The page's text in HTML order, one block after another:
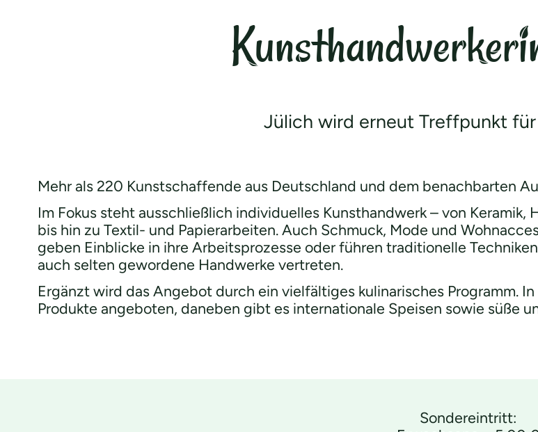
Jülich wird erneut Treffpunkt
Mehr als 220 Kunstschaffende aus Deutschland und dem benachbarten
Im Fokus steht ausschließlich individuelles Kunsthandwerk – von
bis hin zu Textil- und Papierarbeiten. Auch Schmuck, Mode und
geben Einblicke in ihre Arbeitsprozesse oder führen traditionelle
auch selten gewordene Handwerke vertreten.
Ergänzt wird das Angebot durch ein vielfältiges kulinarisches Programm.
Produkte angeboten, daneben gibt es internationale Speisen sowie süße
Sondereintritt: